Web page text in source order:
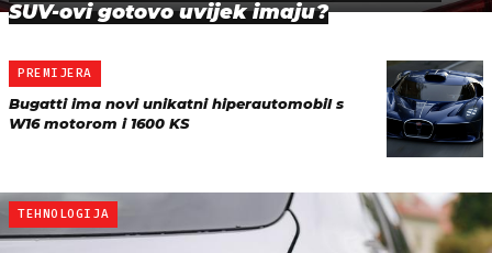
SUV-ovi gotovo uvijek imaju?
PREMIJERA
Bugatti ima novi unikatni hiperautomobil s
W16 motorom i 1600 KS
TEHNOLOGIJA